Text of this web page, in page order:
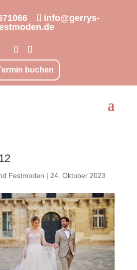
info@gerrys-
buchen
Festmoden | 24. Oktober 2023